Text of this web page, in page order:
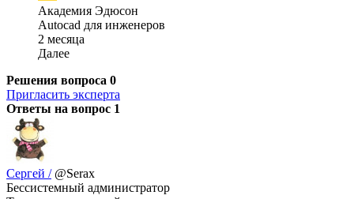
Академия Эдюсон
Autocad для инженеров
2 месяца
Далее
Решения вопроса 0
Пригласить эксперта
Ответы на вопрос 1
Сергей / @Serax
Бессистемный администратор